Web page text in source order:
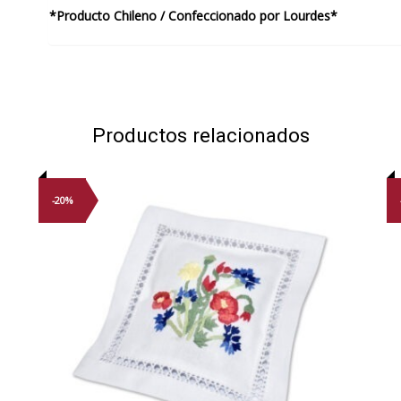
*Producto Chileno / Confeccionado por Lourdes*
Productos relacionados
-20%